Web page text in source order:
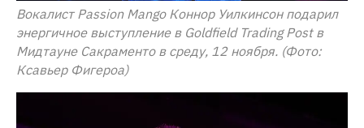
Вокалист Passion Mango Коннор Уилкинсон подарил
энергичное выступление в Goldfield Trading Post в
Мидтауне Сакраменто в среду, 12 ноября. (Фото:
Ксавьер Фигероа)